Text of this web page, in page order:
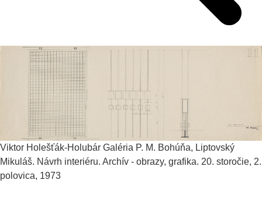
Viktor Holešťák-Holubár Galéria P. M. Bohúňa, Liptovský
Mikuláš. Návrh interiéru. Archív - obrazy, grafika. 20. storočie, 2.
polovica, 1973